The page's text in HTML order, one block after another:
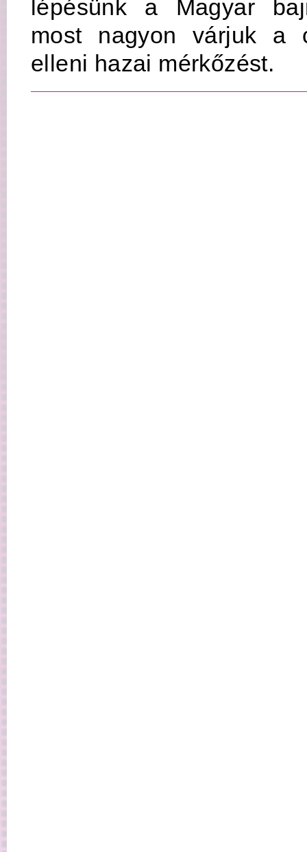
lépésünk a Magyar
most nagyon várjuk a
elleni hazai mérkőzést.